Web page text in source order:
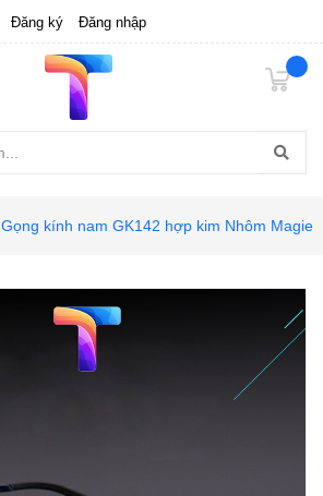
Đăng ký Đăng nhập
Gọng kính nam GK142 hợp kim Nhôm Magie